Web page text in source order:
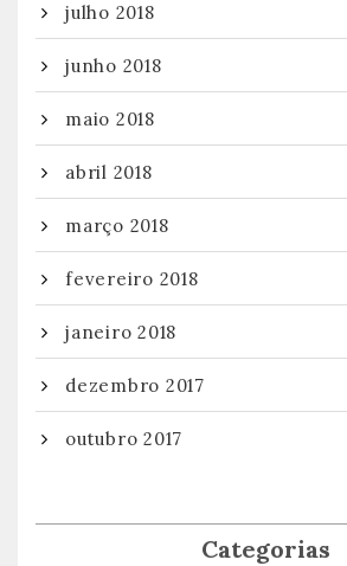
julho 2018
junho 2018
maio 2018
abril 2018
março 2018
fevereiro 2018
janeiro 2018
dezembro 2017
outubro 2017
Categorias